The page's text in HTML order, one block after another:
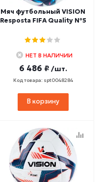
Мяч футбольный VISION
Resposta FIFA Quality №5
НЕТ В НАЛИЧИИ
6 486 ₽ /шт.
Код товара: spt0048284
В корзину